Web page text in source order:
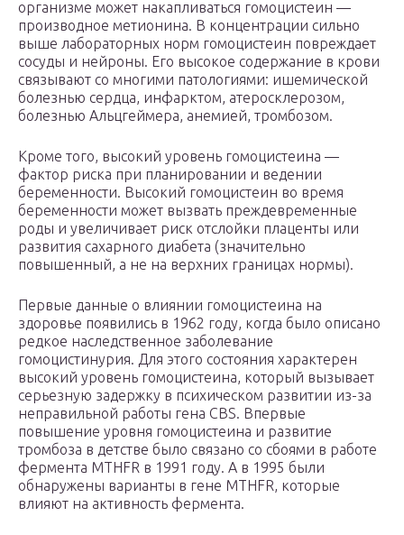
организме может накапливаться гомоцистеин —
производное метионина. В концентрации сильно
выше лабораторных норм гомоцистеин повреждает
сосуды и нейроны. Его высокое содержание в крови
связывают со многими патологиями: ишемической
болезнью сердца, инфарктом, атеросклерозом,
болезнью Альцгеймера, анемией, тромбозом.
Кроме того, высокий уровень гомоцистеина —
фактор риска при планировании и ведении
беременности. Высокий гомоцистеин во время
беременности может вызвать преждевременные
роды и увеличивает риск отслойки плаценты или
развития сахарного диабета (значительно
повышенный, а не на верхних границах нормы).
Первые данные о влиянии гомоцистеина на
здоровье появились в 1962 году, когда было описано
редкое наследственное заболевание
гомоцистинурия. Для этого состояния характерен
высокий уровень гомоцистеина, который вызывает
серьезную задержку в психическом развитии из-за
неправильной работы гена СВS. Впервые
повышение уровня гомоцистеина и развитие
тромбоза в детстве было связано со сбоями в работе
фермента MTHFR в 1991 году. А в 1995 были
обнаружены варианты в гене MTHFR, которые
влияют на активность фермента.